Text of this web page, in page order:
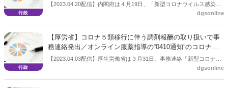
【2023.04.20配信】内閣府は４月19日、「新型コロナウイルス感染症
の影響下における生活意識・行動の変化に関する調査」を公表した。
は「オンライン医療相談や診察」のコロナ５類後の継続意向は56.8％
だった。
dgsonline
【厚労省】コロナ５類移行に伴う調剤報酬の取り扱いで事
務連絡発出／オンライン服薬指導の“0410通知”のコロナ特
例は令和５年７月31日で終了
【2023.04.03配信】厚生労働省は３月31日、事務連絡「新型コロナウ
イルス感染症の感染症法上の位置づけの変更に伴う新型コロナウイル
dgsonline